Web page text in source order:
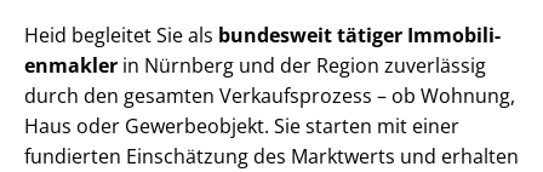
Heid begleitet Sie als bundesweit tätiger Im­mo­bi­li­
en­mak­ler in Nürnberg und der Region zuverlässig
durch den gesamten Verkaufsprozess – ob Wohnung,
Haus oder Gewerbeobjekt. Sie starten mit einer
fundierten Einschätzung des Marktwerts und erhalten